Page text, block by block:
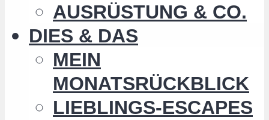
AUSRÜSTUNG & CO.
DIES & DAS
MEIN
MONATSRÜCKBLICK
LIEBLINGS-ESCAPES